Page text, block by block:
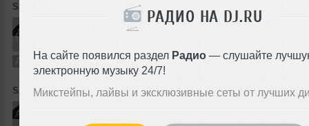
РАДИО НА DJ.RU
На сайте появился раздел Радио — слушайте
электронную музыку 24/7!
Микстейпы, лайвы и эксклюзивные сеты от лучших
Sasha Veter Стерео (Extended)
Авторский трек В плейлист
Sasha Veter ➝Стерео (VOCAL)